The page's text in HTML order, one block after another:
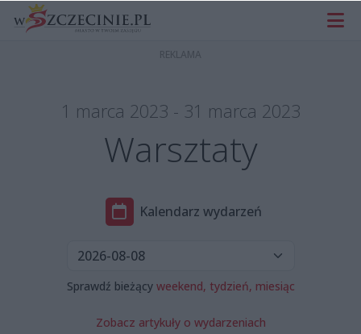
1 marca 2023 - 31 marca 2023
Warsztaty
Kalendarz wydarzeń
Sprawdź bieżący weekend, tydzień, miesiąc
Zobacz artykuły o wydarzeniach